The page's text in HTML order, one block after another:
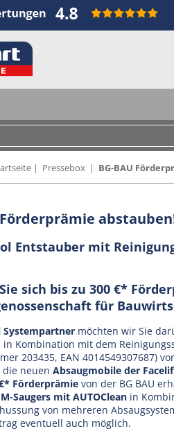
| Pressebox | BG-BAU
Förderprämie
Entstauber mit
sich bis zu 300 €*
für
Systempartner möchten wir Sie
in Kombination mit dem
203435, EAN 4014549307687)
neuen Absaugmobile der
Förderprämie von der BG BAU
M-Saugers mit AUTOClean in
von mehreren
eventuell auch möglich.